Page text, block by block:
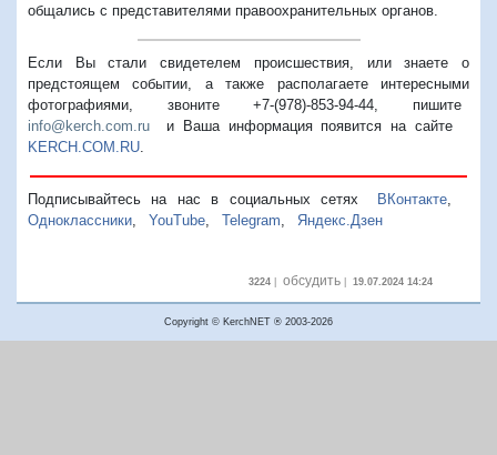
общались с представителями правоохранительных органов.
Если Вы стали свидетелем происшествия, или знаете о
предстоящем событии, а также располагаете интересными
фотографиями, звоните +7-(978)-853-94-44, пишите
info@kerch.com.ru и Ваша информация появится на сайте
KERCH.COM.RU
Подписывайтесь на нас в социальных сетях ВКонтакте,
Одноклассники
YouTube Telegram Яндекс.Дзен
3224| обсудить| 19.07.2024 14:24
Copyright © KerchNET ® 2003-2026